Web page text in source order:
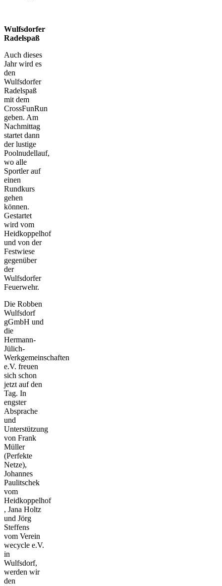
Wulfsdorfer
Radelspaß
Auch dieses
Jahr wird es
den
Wulfsdorfer
Radelspaß
mit dem
CrossFunRun
geben. Am
Nachmittag
startet dann
der lustige
Poolnudellauf,
wo alle
Sportler auf
einen
Rundkurs
gehen
können.
Gestartet
wird vom
Heidkoppelhof
und von der
Festwiese
gegenüber
der
Wulfsdorfer
Feuerwehr.
Die Robben
Wulfsdorf
gGmbH und
die
Hermann-
Jülich-
Werkgemeinschaften
e.V. freuen
sich schon
jetzt auf den
Tag. In
engster
Absprache
und
Unterstützung
von Frank
Müller
(Perfekte
Netze),
Johannes
Paulitschek
vom
Heidkoppelhof
, Jana Holtz
und Jörg
Steffens
vom Verein
wecycle e.V.
in
Wulfsdorf,
werden wir
den